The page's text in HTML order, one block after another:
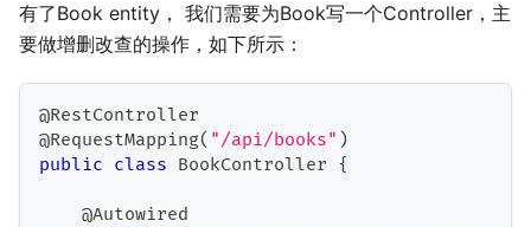
有了Book entity， 我们需要为Book写一个Controller，主
要做增删改查的操作，如下所示：
@RestController
@RequestMapping( "/api/books" )
public class BookController {
@Autowired